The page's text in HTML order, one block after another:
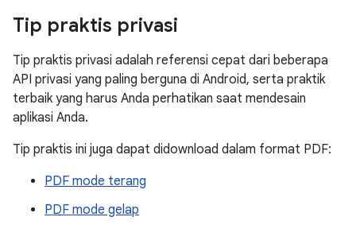
Tip praktis privasi
Tip praktis privasi adalah referensi cepat dari beberapa
API privasi yang paling berguna di Android, serta praktik
terbaik yang harus Anda perhatikan saat mendesain
aplikasi Anda.
Tip praktis ini juga dapat didownload dalam format PDF:
PDF mode terang
PDF mode gelap